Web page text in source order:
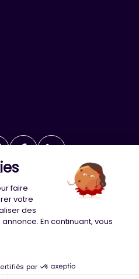
- Tous droits réservés
confidentialité
Agence Adeliom
faire
votre
des
En continuant, vous
par